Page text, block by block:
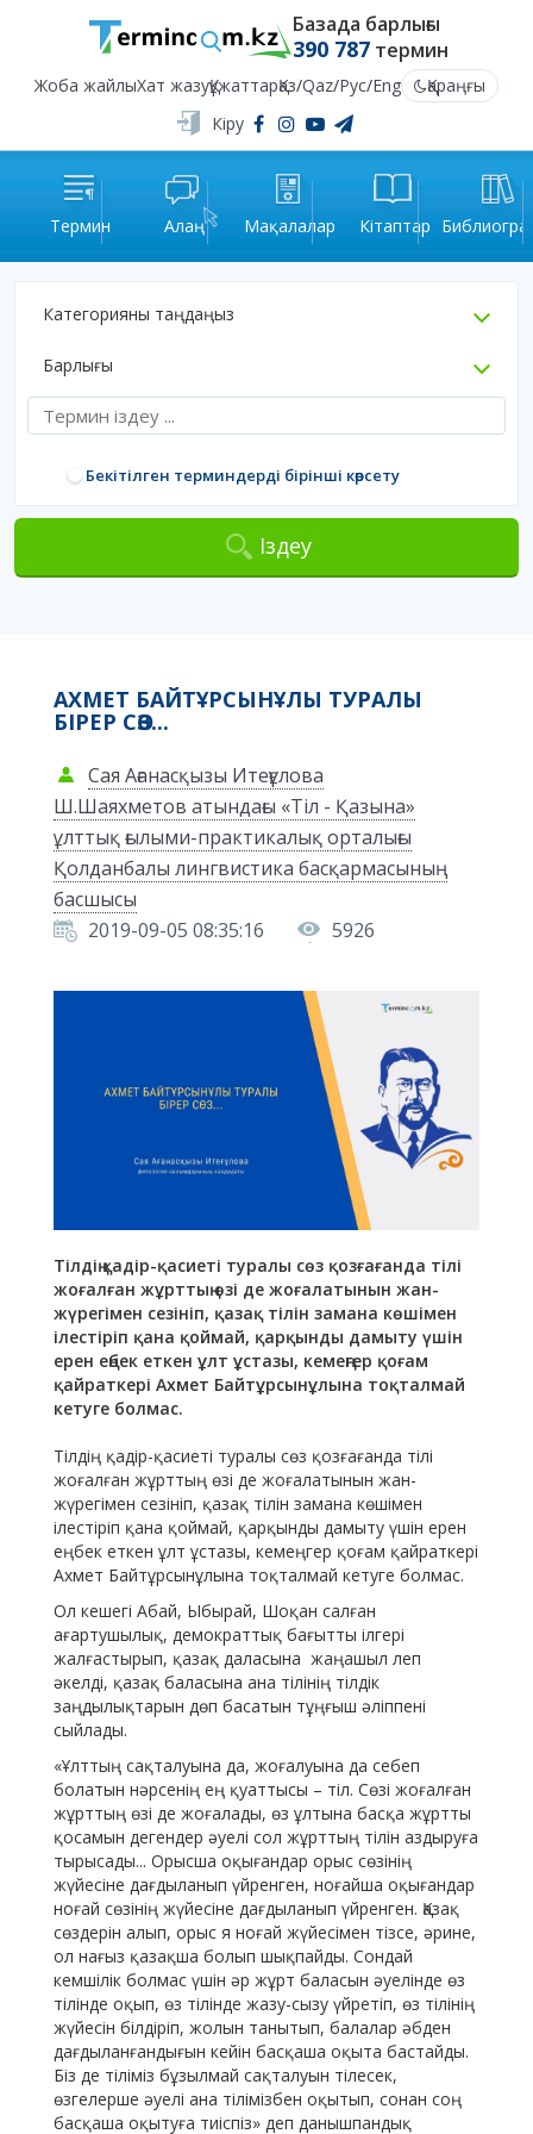
Базада барлығы
390 787термин
Жоба жайлыХат жазуҚұжаттарҚаз/Qaz/Рус/Eng
Қараңғы
Кіру
Термин Алаң Мақалалар Кітаптар
Категорияны таңдаңыз
Барлығы
Бекітілген терминдерді бірінші көрсету
Іздеу
АХМЕТ БАЙТҰРСЫНҰЛЫ ТУРАЛЫ
БІРЕР СӨЗ...
Сая Ағанасқызы Итеғұлова
Ш.Шаяхметов атындағы «Тіл - Қазына»
ұлттық ғылыми-практикалық орталығы
Қолданбалы лингвистика басқармасының
басшысы
2019-09-05 08:35:16
5926
Тілдің қадір-қасиеті туралы сөз қозғағанда тілі
жоғалған жұрттың өзі де жоғалатынын жан-
жүрегімен сезініп, қазақ тілін замана көшімен
ілестіріп қана қоймай, қарқынды дамыту үшін
ерен еңбек еткен ұлт ұстазы, кемеңгер қоғам
қайраткері Ахмет Байтұрсынұлына тоқталмай
кетуге болмас.
Тілдің қадір-қасиеті туралы сөз қозғағанда тілі
жоғалған жұрттың өзі де жоғалатынын жан-
жүрегімен сезініп, қазақ тілін замана көшімен
ілестіріп қана қоймай, қарқынды дамыту үшін ерен
еңбек еткен ұлт ұстазы, кемеңгер қоғам қайраткері
Ахмет Байтұрсынұлына тоқталмай кетуге болмас.
Ол кешегі Абай, Ыбырай, Шоқан салған
ағартушылық, демократтық бағытты ілгері
жалғастырып, қазақ даласына жаңашыл леп
әкелді, қазақ баласына ана тілінің тілдік
заңдылықтарын дөп басатын тұңғыш әліппені
сыйлады.
«Ұлттың сақталуына да, жоғалуына да себеп
болатын нәрсенің ең қуаттысы – тіл. Сөзі жоғалған
жұрттың өзі де жоғалады, өз ұлтына басқа жұртты
қосамын дегендер әуелі сол жұрттың тілін аздыруға
тырысады... Орысша оқығандар орыс сөзінің
жүйесіне дағдыланып үйренген, ноғайша оқығандар
ноғай сөзінің жүйесіне дағдыланып үйренген. Қазақ
сөздерін алып, орыс я ноғай жүйесімен тізсе, әрине,
ол нағыз қазақша болып шықпайды. Сондай
кемшілік болмас үшін әр жұрт баласын әуелінде өз
тілінде оқып, өз тілінде жазу-сызу үйретіп, өз тілінің
жүйесін білдіріп, жолын танытып, балалар әбден
дағдыланғандығын кейін басқаша оқыта бастайды.
Біз де тіліміз бұзылмай сақталуын тілесек,
өзгелерше әуелі ана тілімізбен оқытып, сонан соң
басқаша оқытуға тиіспіз» деп данышпандық